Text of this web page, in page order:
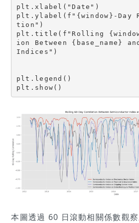
plt.xlabel("Date")
plt.ylabel(f"{window}-Day
tion")
plt.title(f"Rolling
ion Between {base_name}
Indices")
plt.legend()
plt.show()
本圖透過 60 日滾動相關係數觀